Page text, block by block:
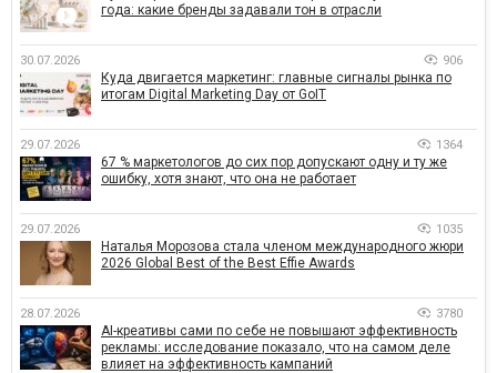
года: какие бренды задавали тон в отрасли
30.07.2026 906
Куда двигается маркетинг: главные сигналы рынка по
итогам Digital Marketing Day от GoIT
29.07.2026 1364
67 % маркетологов до сих пор допускают одну и ту же
ошибку, хотя знают, что она не работает
29.07.2026 1035
Наталья Морозова стала членом международного жюри
2026 Global Best of the Best Effie Awards
28.07.2026 3780
AI-креативы сами по себе не повышают эффективность
рекламы: исследование показало, что на самом деле
влияет на эффективность кампаний